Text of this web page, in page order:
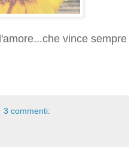
vince sempre
3 commenti: